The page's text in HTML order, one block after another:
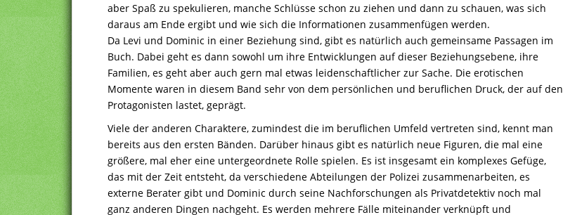
aber Spaß zu spekulieren, manche Schlüsse schon zu ziehen und dann zu schauen, was sich
daraus am Ende ergibt und wie sich die Informationen zusammenfügen werden.
Da Levi und Dominic in einer Beziehung sind, gibt es natürlich auch gemeinsame Passagen im
Buch. Dabei geht es dann sowohl um ihre Entwicklungen auf dieser Beziehungsebene, ihre
Familien, es geht aber auch gern mal etwas leidenschaftlicher zur Sache. Die erotischen
Momente waren in diesem Band sehr von dem persönlichen und beruflichen Druck, der auf den
Protagonisten lastet, geprägt.
Viele der anderen Charaktere, zumindest die im beruflichen Umfeld vertreten sind, kennt man
bereits aus den ersten Bänden. Darüber hinaus gibt es natürlich neue Figuren, die mal eine
größere, mal eher eine untergeordnete Rolle spielen. Es ist insgesamt ein komplexes Gefüge,
das mit der Zeit entsteht, da verschiedene Abteilungen der Polizei zusammenarbeiten, es
externe Berater gibt und Dominic durch seine Nachforschungen als Privatdetektiv noch mal
ganz anderen Dingen nachgeht. Es werden mehrere Fälle miteinander verknüpft und